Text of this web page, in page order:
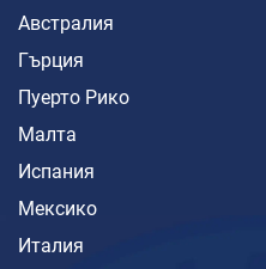
Австралия
Гърция
Пуерто Рико
Малта
Испания
Мексико
Италия